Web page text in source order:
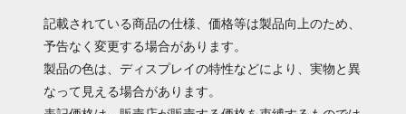
記載されている商品の仕様、価格等は製品向上のため、
予告なく変更する場合があります。
製品の色は、ディスプレイの特性などにより、実物と異
なって見える場合があります。